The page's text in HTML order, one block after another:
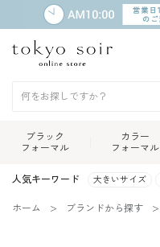
ブラック
フォーマル
カラー
フォーマル
人気キーワード 大きいサイズ
ホーム ブランドから探す